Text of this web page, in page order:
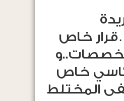
خاص
خاص
المختلط